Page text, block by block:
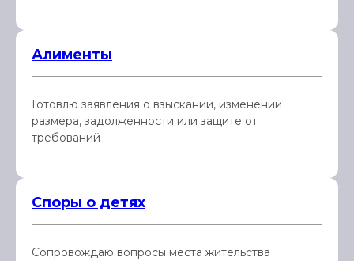
Алименты
Готовлю заявления о взыскании, изменении
размера, задолженности или защите от
требований
Споры о детях
Сопровождаю вопросы места жительства